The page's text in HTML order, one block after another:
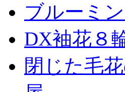
ブルーミ
DX袖花８
閉じた毛